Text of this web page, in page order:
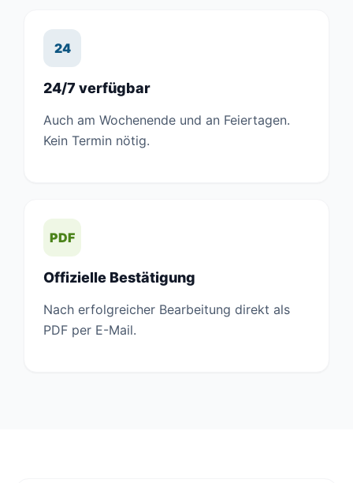
24
24/7 verfügbar
Auch am Wochenende und an Feiertagen.
Kein Termin nötig.
PDF
Offizielle Bestätigung
Nach erfolgreicher Bearbeitung direkt als
PDF per E-Mail.